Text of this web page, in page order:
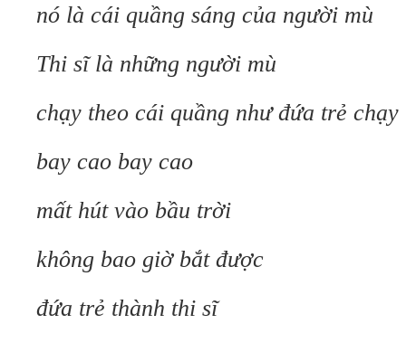
nó là cái quầng sáng của người mù
Thi sĩ là những người mù
chạy theo cái quầng như đứa trẻ chạy
bay cao bay cao
mất hút vào bầu trời
không bao giờ bắt được
đứa trẻ thành thi sĩ